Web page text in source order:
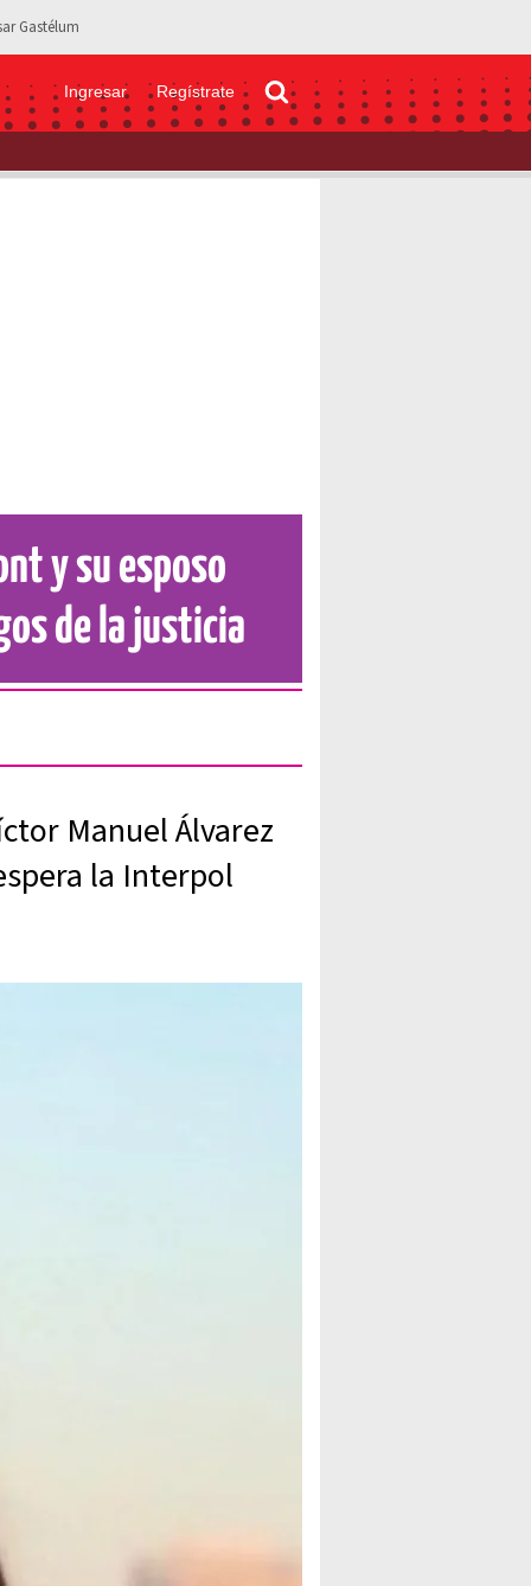
Gastélum
Ingresar Regístrate
y su esposo salieron del país, son prófugos de la justicia
y su esposo
de la justicia
Manuel Álvarez
la Interpol